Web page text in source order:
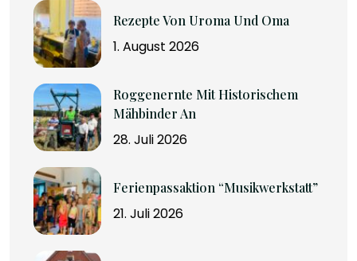
Rezepte Von Uroma Und Oma
1. August 2026
Roggenernte Mit Historischem
Mähbinder An
28. Juli 2026
Ferienpassaktion “Musikwerkstatt”
21. Juli 2026